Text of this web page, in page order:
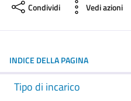
Condividi Vedi azioni
INDICE DELLA PAGINA
Tipo di incarico